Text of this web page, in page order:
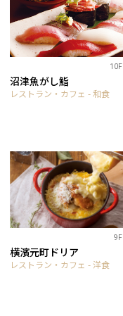
10F
沼津魚がし鮨
レストラン・カフェ - 和食
9F
横濱元町ドリア
レストラン・カフェ - 洋食